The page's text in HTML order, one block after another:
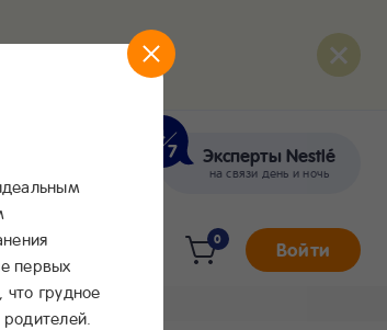
малыша
Эксперты Nestlé
на связи день и ночь
0 Войти
первых
грудное